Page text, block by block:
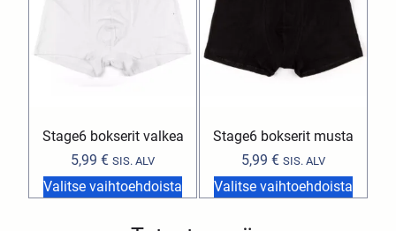
Stage6 bokserit valkea
5,99€ SIS. ALV
Valitse vaihtoehdoista
Stage6 bokserit musta
5,99 € SIS. ALV
Valitse vaihtoehdoista